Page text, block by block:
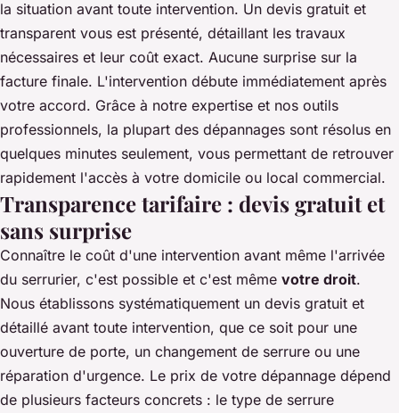
la situation avant toute intervention. Un devis gratuit et
transparent vous est présenté, détaillant les travaux
nécessaires et leur coût exact. Aucune surprise sur la
facture finale. L'intervention débute immédiatement après
votre accord. Grâce à notre expertise et nos outils
professionnels, la plupart des dépannages sont résolus en
quelques minutes seulement, vous permettant de retrouver
rapidement l'accès à votre domicile ou local commercial.
Transparence tarifaire : devis gratuit et
sans surprise
Connaître le coût d'une intervention avant même l'arrivée
du serrurier, c'est possible et c'est même votre droit.
Nous établissons systématiquement un devis gratuit et
détaillé avant toute intervention, que ce soit pour une
ouverture de porte, un changement de serrure ou une
réparation d'urgence. Le prix de votre dépannage dépend
de plusieurs facteurs concrets : le type de serrure